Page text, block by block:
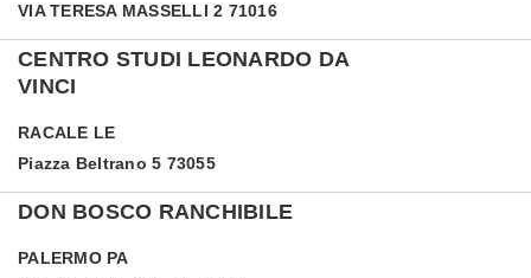
VIA TERESA MASSELLI 2 71016
CENTRO STUDI LEONARDO DA
VINCI
RACALE LE
Piazza Beltrano 5 73055
DON BOSCO RANCHIBILE
PALERMO PA